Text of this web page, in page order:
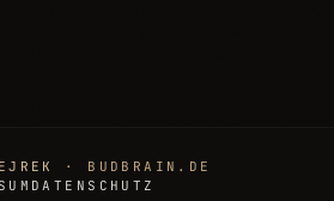
· BUDBRAIN.DE
DATENSCHUTZ